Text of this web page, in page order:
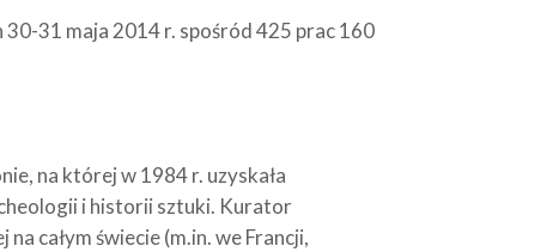
31 maja 2014 r. spośród 425 prac 160
na której w 1984 r. uzyskała
i historii sztuki. Kurator
całym świecie (m.in. we Francji,